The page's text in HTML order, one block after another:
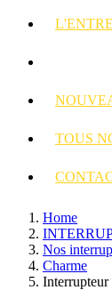
TOUS
Home
Nos
Charme
Interrupteur